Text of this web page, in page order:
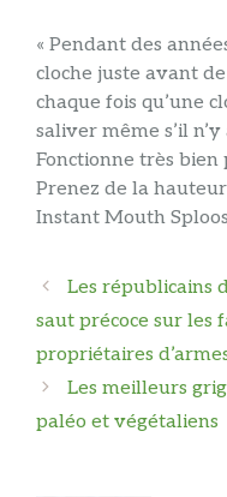
« Pendant des
cloche juste avant
chaque fois qu’une
saliver même s’il
Fonctionne très bien
Prenez de la
Instant Mouth
Navigation
des
Les républicains
saut précoce sur les
propriétaires
Les meilleurs
paléo et végétaliens